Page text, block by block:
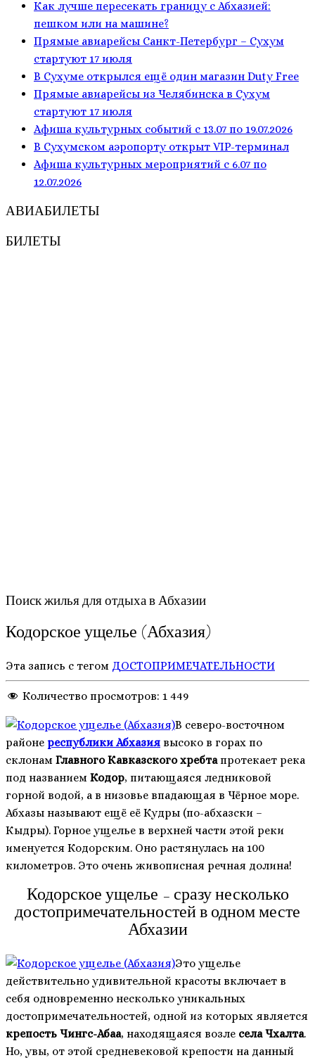
Как лучше пересекать границу с Абхазией:
пешком или на машине?
Прямые авиарейсы Санкт-Петербург – Сухум
стартуют 17 июля
В Сухуме открылся ещё один магазин Duty Free
Прямые авиарейсы из Челябинска в Сухум
стартуют 17 июля
Афиша культурных событий с 13.07 по 19.07.2026
В Сухумском аэропорту открыт VIP-терминал
Афиша культурных мероприятий с 6.07 по
12.07.2026
АВИАБИЛЕТЫ
БИЛЕТЫ
Поиск жилья для отдыха в Абхазии
Кодорское ущелье (Абхазия)
Эта запись с тегом ДОСТОПРИМЕЧАТЕЛЬНОСТИ
Количество просмотров: 1 449
В северо-восточном
районе республики Абхазия высоко в горах по
склонам Главного Кавказского хребта протекает река
под названием Кодор, питающаяся ледниковой
горной водой, а в низовье впадающая в Чёрное море.
Абхазы называют ещё её Кудры (по-абхазски –
Кәыдры). Горное ущелье в верхней части этой реки
именуется Кодорским. Оно растянулась на 100
километров. Это очень живописная речная долина!
Кодорское ущелье – сразу несколько
достопримечательностей в одном месте
Абхазии
Это ущелье
действительно удивительной красоты включает в
себя одновременно несколько уникальных
достопримечательностей, одной из которых является
крепость Чингс-Абаа, находящаяся возле села Чхалта.
Но, увы, от этой средневековой крепости на данный